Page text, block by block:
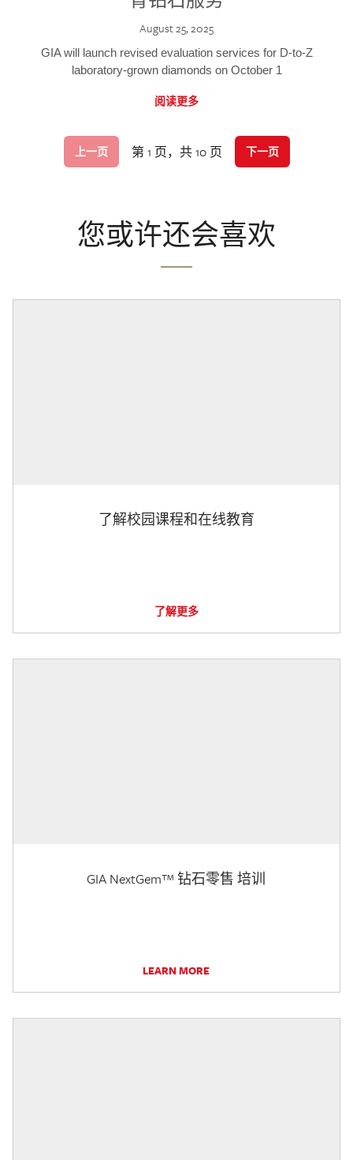
August 25, 2025
GIA will launch revised evaluation services for D-to-Z
laboratory-grown diamonds on October 1
阅读更多
上一页 第 1 页，共 10 页 下一页
您或许还会喜欢
了解校园课程和在线教育
了解更多
GIA NextGem™ 钻石零售 培训
LEARN MORE